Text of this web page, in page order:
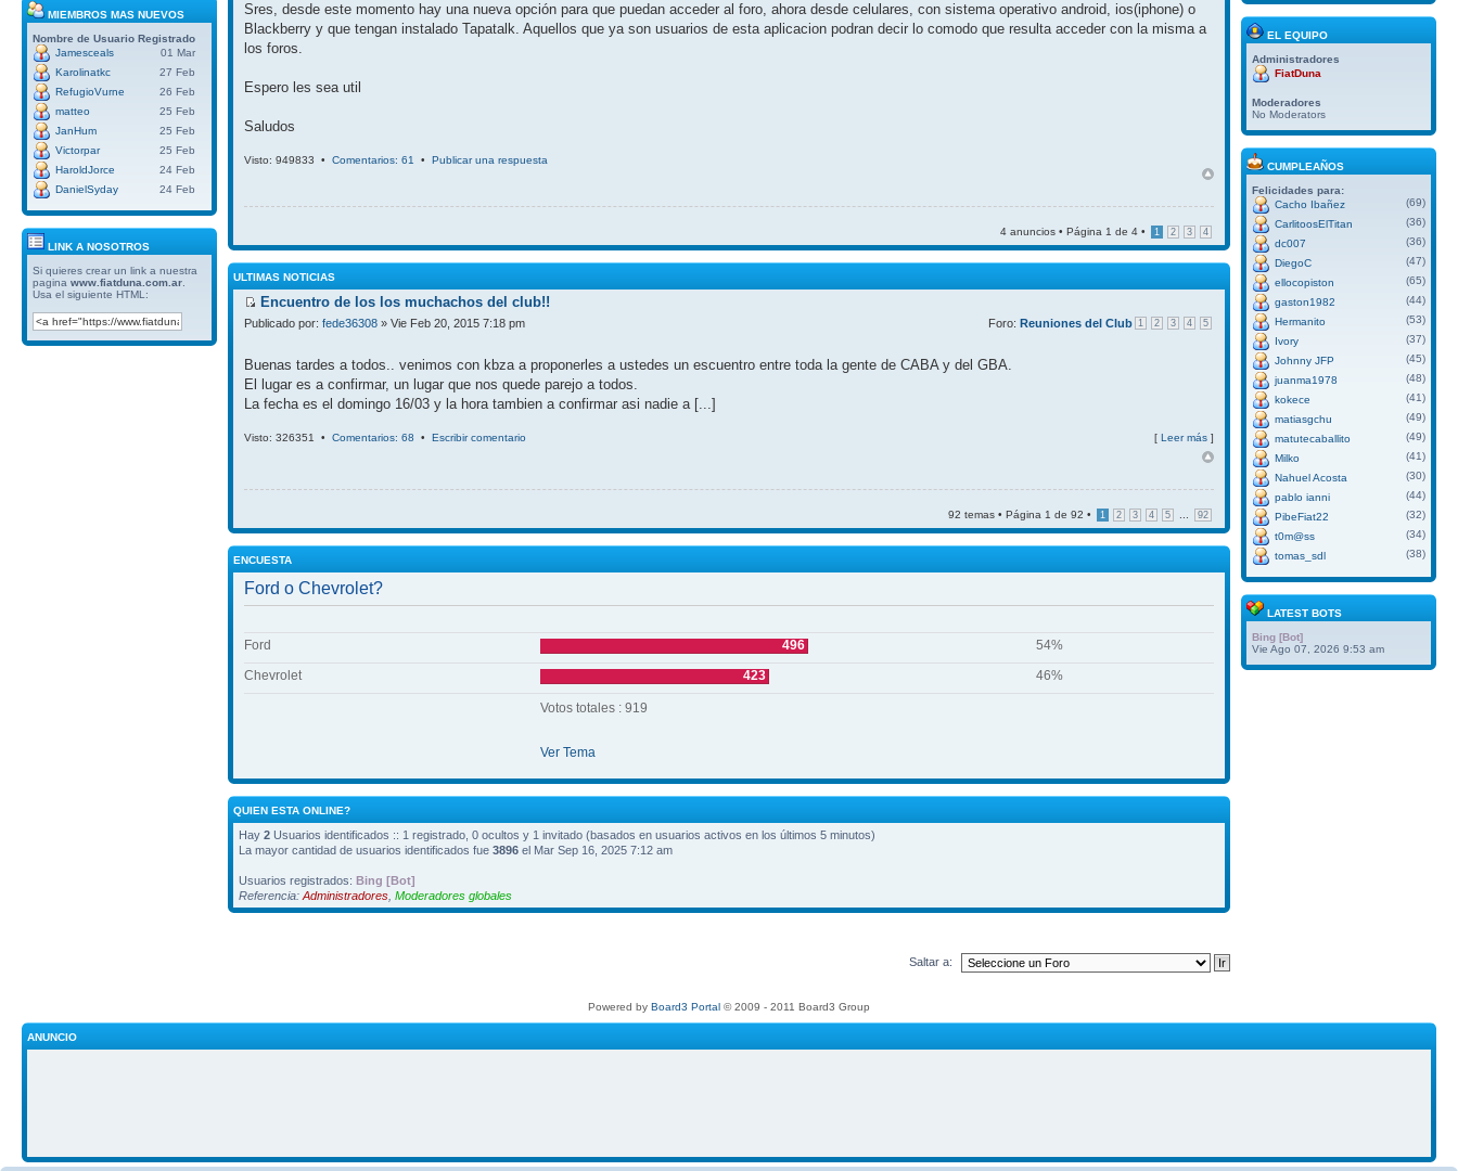
MIEMBROS MAS NUEVOS
Nombre de Usuario Registrado
Jamesceals
01 Mar
Karolinatkc
27 Feb
RefugioVurne
26 Feb
matteo
25 Feb
JanHum
25 Feb
Victorpar
25 Feb
HaroldJorce
24 Feb
DanielSyday
24 Feb
LINK A NOSOTROS
Si quieres crear un link a nuestra
pagina www.fiatduna.com.ar
Usa el siguiente HTML:
Sres, desde este momento hay una nueva opción para que puedan acceder al foro, ahora desde celulares, con sistema operativo android, ios(iphone) o
Blackberry y que tengan instalado Tapatalk. Aquellos que ya son usuarios de esta aplicacion podran decir lo comodo que resulta acceder con la misma a
los foros.
Espero les sea util
Saludos
Visto: 949833 • Comentarios: 61 • Publicar una respuesta
4 anuncios • Página 1 de 4 • 1 2 3 4
ULTIMAS NOTICIAS
Encuentro de los los muchachos del club!!
1 2 3 4 5
Publicado por: fede36308 » Vie Feb 20, 2015 7:18 pm Foro: Reuniones del Club
Buenas tardes a todos.. venimos con kbza a proponerles a ustedes un escuentro entre toda la gente de CABA y del GBA.
El lugar es a confirmar, un lugar que nos quede parejo a todos.
La fecha es el domingo 16/03 y la hora tambien a confirmar asi nadie a [...]
Visto: 326351 • Comentarios: 68 • Escribir comentario [ Leer más ]
92 temas • Página 1 de 92 • 1 2 3 4 5 92
ENCUESTA
Ford o Chevrolet?
Ford 496
54%
Chevrolet
423 46%
Votos totales : 919
Ver Tema
QUIEN ESTA ONLINE?
Hay 2 Usuarios identificados :: 1 registrado, 0 ocultos y 1 invitado (basados en usuarios activos en los últimos 5 minutos)
La mayor cantidad de usuarios identificados fue 3896 el Mar Sep 16, 2025 7:12 am
Usuarios registrados: Bing [Bot]
Referencia: Administradores Moderadores globales
Saltar a:
EL EQUIPO
Administradores
FiatDuna
Moderadores
No Moderators
CUMPLEAÑOS
Felicidades para:
Cacho Ibañez
(69)
CarlitoosElTitan
(36)
dc007
(36)
DiegoC
(47)
ellocopiston
(65)
gaston1982
(44)
Hermanito
(53)
Ivory
(37)
Johnny JFP
(45)
juanma1978
(48)
kokece
(41)
matiasgchu
(49)
matutecaballito
(49)
Milko
(41)
Nahuel Acosta
(30)
pablo ianni
(44)
PibeFiat22
(32)
t0m@ss
(34)
tomas_sdl
(38)
LATEST BOTS
Bing [Bot]
Vie Ago 07, 2026 9:53 am
Powered by Board3 Portal © 2009 - 2011 Board3 Group
ANUNCIO